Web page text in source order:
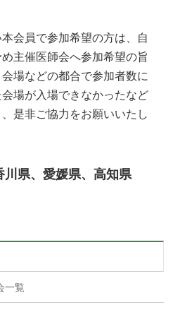
会員で参加希望の方は、自
主催医師会へ参加希望の旨
場などの都合で参加者数に
場が入場できなかったなど
是非ご協力をお願いいたし
川県、愛媛県、高知県
一覧